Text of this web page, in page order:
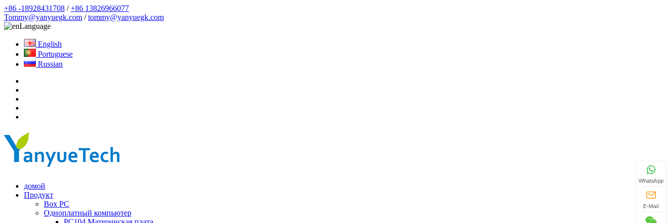
+86 -18928431708 /+86 13826966077
Tommy@yanyuegk.com /tommy@yanyuegk.com
Language
English
Portuguese
Russian
домой
Продукт
Box PC
Одноплатный компьютер
WhatsApp
E-Mail